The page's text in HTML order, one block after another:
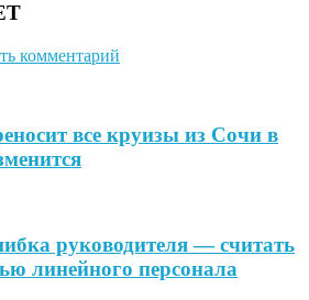
комментарий
все круизы из Сочи в
руководителя — считать
линейного персонала